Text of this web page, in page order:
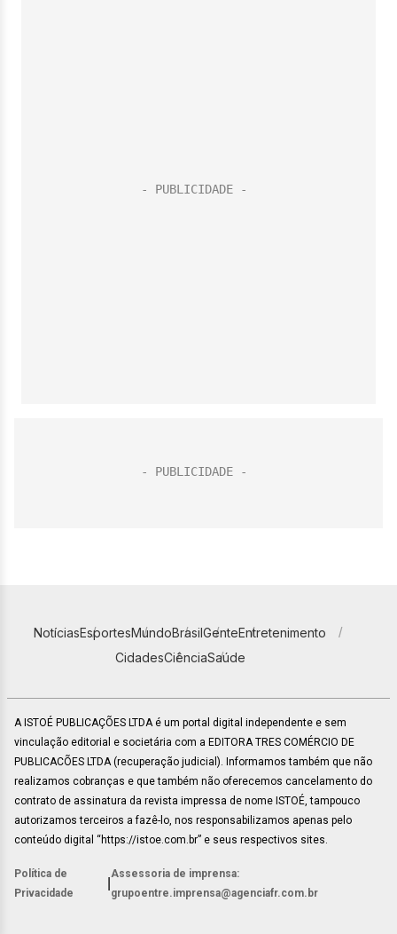
NotíciasEsportesMundoBrasilGenteEntretenimento
CidadesCiênciaSaúde
A ISTOÉ PUBLICAÇÕES LTDA é um portal digital independente e sem
vinculação editorial e societária com a EDITORA TRES COMÉRCIO DE
PUBLICACÕES LTDA (recuperação judicial). Informamos também que não
realizamos cobranças e que também não oferecemos cancelamento do
contrato de assinatura da revista impressa de nome ISTOÉ, tampouco
autorizamos terceiros a fazê-lo, nos responsabilizamos apenas pelo
conteúdo digital “https://istoe.com.br” e seus respectivos sites.
Política de
Privacidade
Assessoria de imprensa:
grupoentre.imprensa@agenciafr.com.br